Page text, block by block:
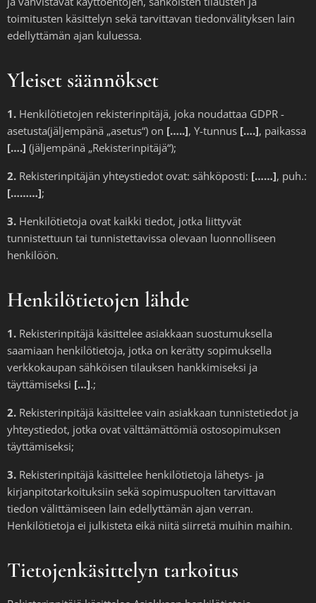
toimitusten käsittelyn sekä tarvittavan tiedonvälityksen lain
edellyttämän ajan kuluessa.
Yleiset säännökset
1. Henkilötietojen rekisterinpitäjä, joka noudattaa GDPR -
asetusta(jäljempänä „asetus“) on […..], Y-tunnus [….], paikassa
[….] (jäljempänä „Rekisterinpitäjä“);
2. Rekisterinpitäjän yhteystiedot ovat: sähköposti: [……], puh.:
[………];
3. Henkilötietoja ovat kaikki tiedot, jotka liittyvät
tunnistettuun tai tunnistettavissa olevaan luonnolliseen
henkilöön.
Henkilötietojen lähde
1. Rekisterinpitäjä käsittelee asiakkaan suostumuksella
saamiaan henkilötietoja, jotka on kerätty sopimuksella
verkkokaupan sähköisen tilauksen hankkimiseksi ja
täyttämiseksi […].;
2. Rekisterinpitäjä käsittelee vain asiakkaan tunnistetiedot ja
yhteystiedot, jotka ovat välttämättömiä ostosopimuksen
täyttämiseksi;
3. Rekisterinpitäjä käsittelee henkilötietoja lähetys- ja
kirjanpitotarkoituksiin sekä sopimuspuolten tarvittavan
tiedon välittämiseen lain edellyttämän ajan verran.
Henkilötietoja ei julkisteta eikä niitä siirretä muihin maihin.
Tietojenkäsittelyn tarkoitus